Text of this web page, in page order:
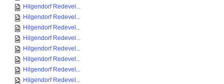
Hilgendorf Redevel...
Hilgendorf Redevel...
Hilgendorf Redevel...
Hilgendorf Redevel...
Hilgendorf Redevel...
Hilgendorf Redevel...
Hilgendorf Redevel...
Hilgendorf Redevel...